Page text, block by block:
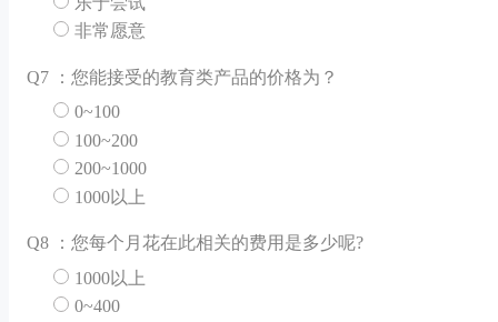
非常愿意
Q7 ：您能接受的教育类产品的价格为？
0~100
100~200
200~1000
1000以上
Q8 ：您每个月花在此相关的费用是多少呢?
1000以上
0~400